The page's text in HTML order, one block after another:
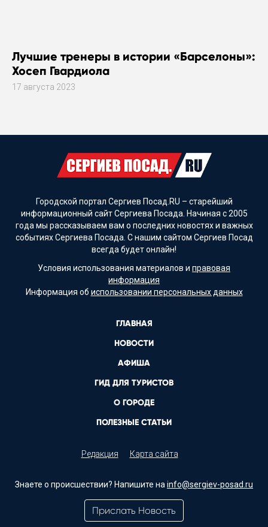
Лучшие тренеры в истории «Барселоны»:
Хосеп Гвардиола
17 августа 2023
Городской портал Сергиев Посад.RU – старейший
информационный сайт Сергиева Посада. Начиная с 2005
года мы рассказываем вам о последних новостях и важных
событиях Сергиева Посада. С нашим сайтом Сергиев Посад
всегда будет онлайн!
Условия использования материалов и правовая
информация
Информация об использовании персональных данных
ГЛАВНАЯ
НОВОСТИ
АФИША
ГИД ДЛЯ ТУРИСТОВ
О ГОРОДЕ
ПОЛЕЗНЫЕ СТАТЬИ
Редакция Карта сайта
Знаете о происшествии? Напишите на info@sergiev-posad.ru
Прислать Новость